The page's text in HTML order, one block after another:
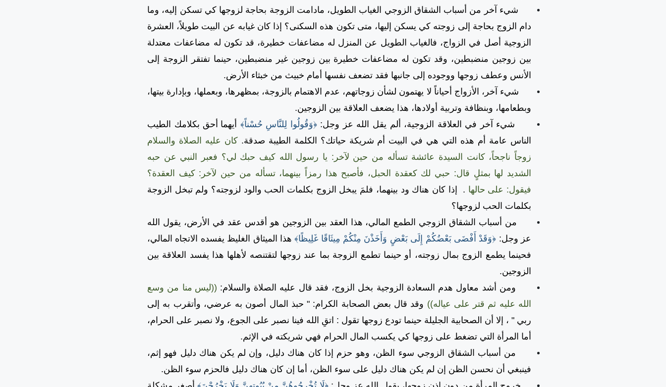
شيء آخر من أسباب الشقاق الزوجي الغياب الطويل، مادامت الزوجة بحاجة لزوجها كي تسكن إليه، وما
دام الزوج بحاجة إلى زوجته كي يسكن إليها، متى تكون هذه السكنى؟ إذا كان غيابه عن البيت طويلاً، العشرة
الزوجية أصل في الزواج، فالغياب الطويل عن المنزل له مضاعفات خطيرة، قد تكون له مضاعفات معتدلة
بين زوجين منضبطين، وقد تكون له مضاعفات خطيرة بين زوجين غير منضبطين، حينما تفتقر الزوجة إلى
الأنس وعطف زوجها ووجوده إلى جانبها فقد تضعف نفسها أمام خبيث من خبثاء الأرض.
شيء آخر، الأزواج أحياناً لا يهتمون لشأن زوجاتهم، عدم الاهتمام بالزوجة، بمظهرها، وبعملها، وبإدارة بيتها،
وبطعامها، وبنظافة وتربية أولادها، هذا يضعف العلاقة بين الزوجين.
شيء آخر في العلاقة الزوجية، ألم يقل الله عز وجل:﴿وَقُولُوا لِلنَّاسِ حُسْناً﴾ أيهما أحق بكلامك الطيب
الناس عامة أم هذه التي هي في البيت أم شريكة حياتك؟ الكلمة الطيبة صدقة.كان عليه الصلاة والسلام
زوجاً ناجحاً، كانت السيدة عائشة تسأله من حين لآخر: يا رسول الله كيف حبك لي؟ فعبر النبي عن حبه
الشديد لها بمثلٍ قال: حبي لك كعقدة الحبل، فأصبح هذا رمزاً بينهما، تسأله من حين لآخر: كيف العقدة؟
فيقول: على حالها .
إذا كان هناك ود بينهما، فلمَ يبخل الزوج بكلمات الحب والود لزوجته؟ ولم تبخل الزوجة
بكلمات الحب لزوجها؟
من أسباب الشقاق الزوجي الطمع المالي، هذا العقد بين الزوجين هو أقدس عقد في الأرض، يقول الله
عز وجل: ﴿وَقَدْ أَفْضَى بَعْضُكُمْ إِلَى بَعْضٍ وَأَخَذْنَ مِنْكُمْ مِيثَاقًا غَلِيظًا﴾ هذا الميثاق الغليظ يفسده الاتجاه المالي،
فحينما يطمع الزوج بمال زوجته، أو حينما تطمع الزوجة بما عند زوجها لتقتنصه لأهلها هذا يفسد العلاقة بين
الزوجين.
ومن أشد معاول هدم السعادة الزوجية بخل الزوج، فقد قال عليه الصلاة والسلام: ((ليس منا من وسع
الله عليه ثم قتر على عياله)) وقد قال بعض الصحابة الكرام: " حبذ المال أصون به عرضي، وأتقرب به إلى
ربي " ، إلا أن الصحابية الجليلة حينما تودع زوجها تقول : اتقِ الله فينا نصبر على الجوع، ولا نصبر على الحرام،
أما المرأة التي تضغط على زوجها كي يكسب المال الحرام فهي شريكته في الإثم.
من أسباب الشقاق الزوجي سوء الظن، وهو حزم إذا كان هناك دليل، وإن لم يكن هناك دليل فهو إثم،
فينبغي أن نحسن الظن إن لم يكن هناك دليل على سوء الظن، أما إن كان هناك دليل فالحزم سوء الظن.